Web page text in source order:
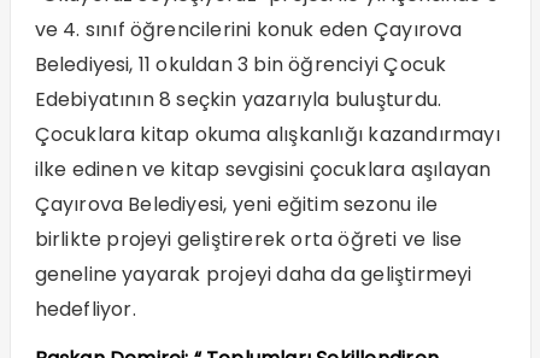
ve 4. sınıf öğrencilerini konuk eden Çayırova
Belediyesi, 11 okuldan 3 bin öğrenciyi Çocuk
Edebiyatının 8 seçkin yazarıyla buluşturdu.
Çocuklara kitap okuma alışkanlığı kazandırmayı
ilke edinen ve kitap sevgisini çocuklara aşılayan
Çayırova Belediyesi, yeni eğitim sezonu ile
birlikte projeyi geliştirerek orta öğreti ve lise
geneline yayarak projeyi daha da geliştirmeyi
hedefliyor.